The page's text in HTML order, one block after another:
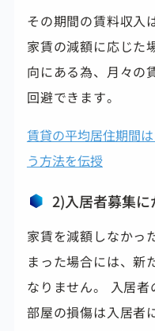
その期間の賃料収入
家賃の減額に応じた
向にある為、月々の
回避できます。
賃貸の平均居住期間
う方法を伝授
2)入居者募集
家賃を減額しなかっ
まった場合には、新
なりません。 入居
部屋の損傷は入居者